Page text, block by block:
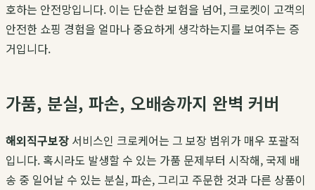
호하는 안전망입니다. 이는 단순한 보험을 넘어, 크로켓이 고객의
안전한 쇼핑 경험을 얼마나 중요하게 생각하는지를 보여주는 증
거입니다.
가품, 분실, 파손, 오배송까지 완벽 커버
해외직구보장 서비스인 크로케어는 그 보장 범위가 매우 포괄적
입니다. 혹시라도 발생할 수 있는 가품 문제부터 시작해, 국제 배
송 중 일어날 수 있는 분실, 파손, 그리고 주문한 것과 다른 상품이